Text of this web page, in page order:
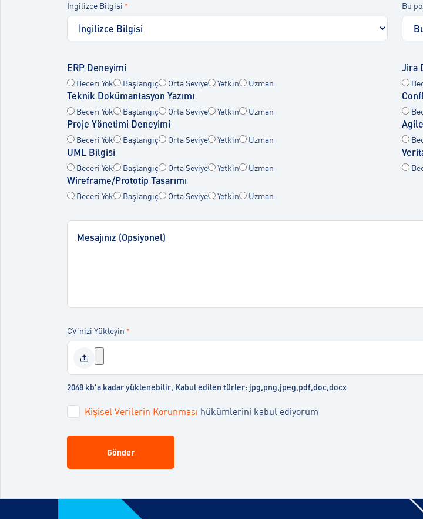
İngilizce Bilgisi * Bu
ERP Deneyimi
Beceri Yok Başlangıç Orta Seviye Yetkin Uzman
Teknik Dokümantasyon Yazımı
Beceri Yok Başlangıç Orta Seviye Yetkin Uzman
Proje Yönetimi Deneyimi
Beceri Yok Başlangıç Orta Seviye Yetkin Uzman
UML Bilgisi
Beceri Yok Başlangıç Orta Seviye Yetkin Uzman
Wireframe/Prototip Tasarımı
Beceri Yok Başlangıç Orta Seviye Yetkin Uzman
Jira
CV'nizi Yükleyin *
2048 kb'a kadar yüklenebilir, Kabul edilen türler: jpg,png,jpeg,pdf,doc,docx
Kişisel Verilerin Korunması hükümlerini kabul ediyorum
Gönder